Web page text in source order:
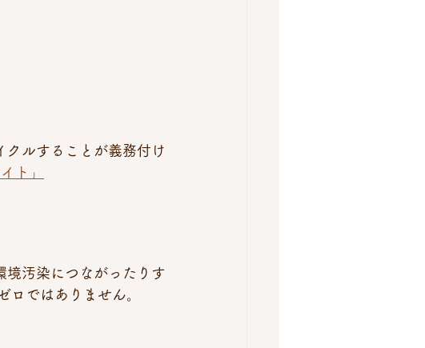
クルすることが義務付け
ト」
境汚染につながったりす
ロではありません。